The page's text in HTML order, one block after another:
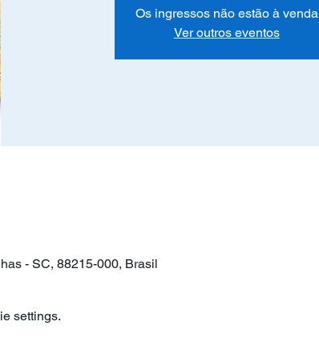
Os ingressos não estão à venda
Ver outros eventos
- SC, 88215-000, Brasil
settings.